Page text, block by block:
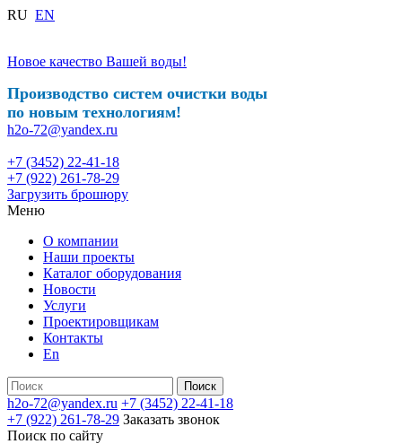
RU EN
Новое качество Вашей воды!
Производство систем очистки воды
по новым технологиям!
h2o-72@yandex.ru
+7 (3452) 22-41-18
+7 (922) 261-78-29
Загрузить брошюру
Меню
О компании
Наши проекты
Каталог оборудования
Новости
Услуги
Проектировщикам
Контакты
En
h2o-72@yandex.ru +7 (3452) 22-41-18
+7 (922) 261-78-29 Заказать звонок
Поиск по сайту